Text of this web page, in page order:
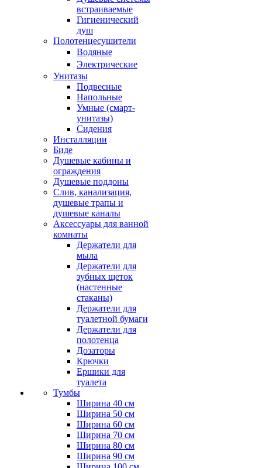
встраиваемые
Гигиенический
душ
Полотенцесушители
ㅤВодяные
ㅤЭлектрические
Унитазы
Подвесные
Напольные
Умные (смарт-
унитазы)
Сидения
Инсталляции
Биде
Душевые кабины и
ограждения
Душевые поддоны
Слив, канализация,
душевые трапы и
душевые каналы
Аксессуары для ванной
комнаты
Держатели для
мыла
Держатели для
зубных щеток
(настенные
стаканы)
Держатели для
туалетной бумаги
Держатели для
полотенца
Дозаторы
Крючки
Ершики для
туалета
Тумбы
Ширина 40 см
Ширина 50 см
Ширина 60 см
Ширина 70 см
Ширина 80 см
Ширина 90 см